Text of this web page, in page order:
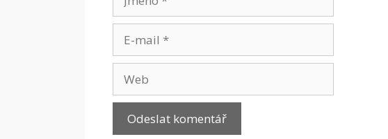
mail